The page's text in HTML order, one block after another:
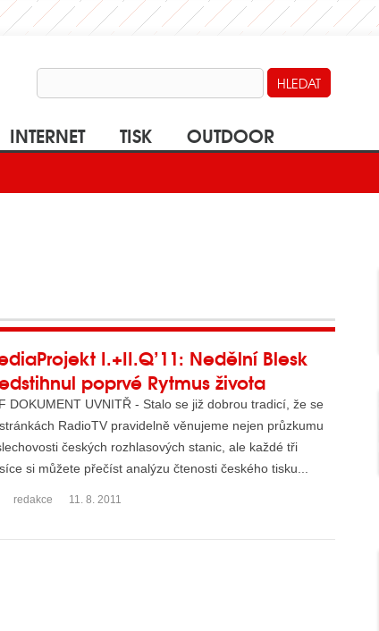
INTERNET TISK OUTDOOR
I.+II.Q’11: Nedělní Blesk
poprvé Rytmus života
DOKUMENT UVNITŘ - Stalo se již dobrou tradicí, že se
RadioTV pravidelně věnujeme nejen průzkumu
českých rozhlasových stanic, ale každé tři
si můžete přečíst analýzu čtenosti českého tisku...
redakce 11. 8. 2011